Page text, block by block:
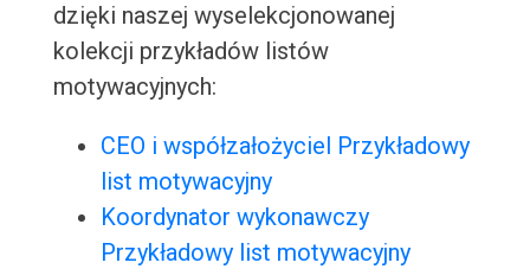
dzięki naszej wyselekcjonowanej
kolekcji przykładów listów
motywacyjnych:
CEO i współzałożyciel Przykładowy
list motywacyjny
Koordynator wykonawczy
Przykładowy list motywacyjny